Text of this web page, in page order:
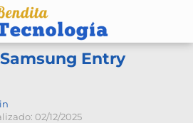
Entry
02/12/2025